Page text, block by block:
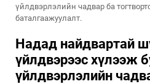
үйлдвэрлэлийн чадвар ба
баталгаажуулалт.
Надад найдвартай
үйлдвэрээс хүлээж
үйлдвэрлэлийн